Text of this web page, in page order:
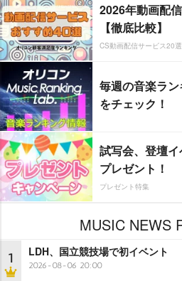
2026年動画配
【徹底比較】
CS動画配信サービス20選
毎週の音楽ラ
をチェック！
試写会、登壇
プレゼント！
プレゼント特集
MUSIC NEWS
1 LDH、国立競技場で初イベント
2026-08-06 20:00